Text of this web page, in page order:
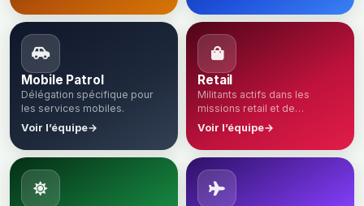
Mobile Patrol
Délégation spécifique pour
les services mobiles.
Voir l’équipe→
Retail
Militants actifs dans les
missions retail et de
gardiennage.
Voir l’équipe→